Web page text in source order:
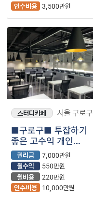
인수비용 3,500만원
스터디카페 서울 구로구
■구로구■ 투잡하기
좋은 고수익 개인
스터디카페 매장을
소개합니다.■
권리금
7,000만원
월수익
550만원
월비용
220만원
인수비용
10,000만원